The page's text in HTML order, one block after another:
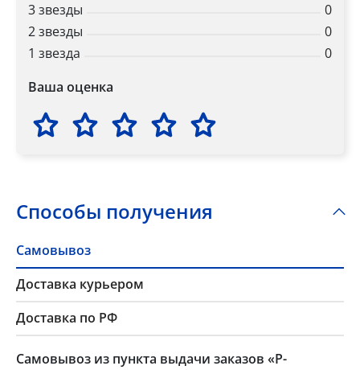
3 звезды
0
2 звезды
0
1 звезда
0
Ваша оценка
Способы получения
Самовывоз
Доставка курьером
Доставка по РФ
Самовывоз из пункта выдачи заказов «Р-